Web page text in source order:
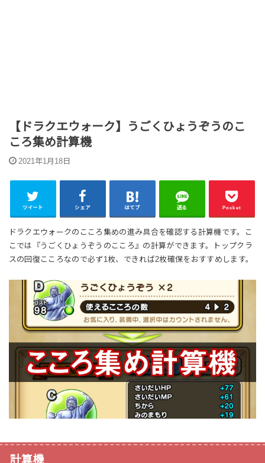
【ドラクエウォーク】うごくひょうぞうのこ
ころ集め計算機
2021年1月18日
ツイート シェア はてブ 送る Pocket
ドラクエウォークのこころ集めの進み具合を確認する計算機です。こ
こでは『うごくひょうぞうのこころ』の計算ができます。トップクラ
スの回復こころなので必ず1枚、できれば2枚確保をおすすめします。
計算機